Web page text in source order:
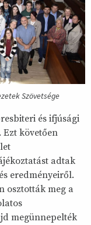
Szövetsége
és ifjúsági
követően
adtak
eredményeiről.
osztották meg a
megünnepelték